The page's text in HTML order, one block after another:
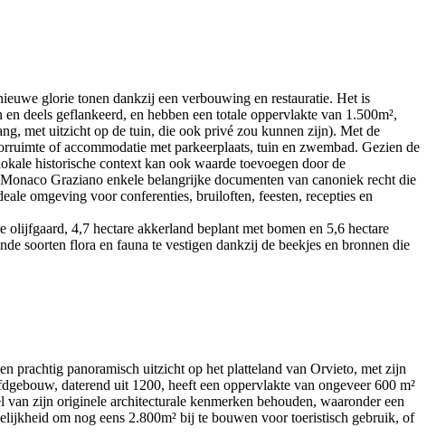
glorie tonen dankzij een verbouwing en restauratie. Het is
deels geflankeerd, en hebben een totale oppervlakte van 1.500m²,
met uitzicht op de tuin, die ook privé zou kunnen zijn). Met de
of accommodatie met parkeerplaats, tuin en zwembad. Gezien de
historische context kan ook waarde toevoegen door de
Graziano enkele belangrijke documenten van canoniek recht die
omgeving voor conferenties, bruiloften, feesten, recepties en
4,7 hectare akkerland beplant met bomen en 5,6 hectare
soorten flora en fauna te vestigen dankzij de beekjes en bronnen die
prachtig panoramisch uitzicht op het platteland van Orvieto, met zijn
daterend uit 1200, heeft een oppervlakte van ongeveer 600 m²
zijn originele architecturale kenmerken behouden, waaronder een
om nog eens 2.800m² bij te bouwen voor toeristisch gebruik, of